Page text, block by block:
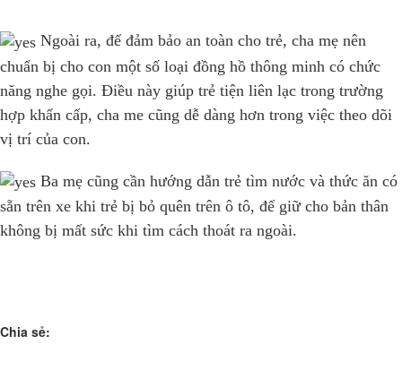
Ngoài ra, để đảm bảo an toàn cho trẻ, cha mẹ nên
chuẩn bị cho con một số loại đồng hồ thông minh có chức
năng nghe gọi. Điều này giúp trẻ tiện liên lạc trong trường
hợp khẩn cấp, cha me cũng dễ dàng hơn trong việc theo dõi
vị trí của con.
Ba mẹ cũng cần hướng dẫn trẻ tìm nước và thức ăn có
sẵn trên xe khi trẻ bị bỏ quên trên ô tô, để giữ cho bản thân
không bị mất sức khi tìm cách thoát ra ngoài.
Chia sẻ: